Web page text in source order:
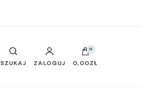
SZUKAJ ZALOGUJ
0
0,00ZŁ